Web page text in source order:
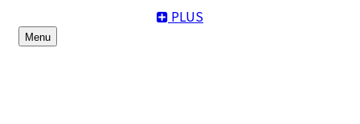
PLUS
Menu